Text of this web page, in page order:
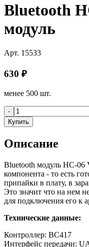
Bluetooth
модуль
Арт. 15533
630 ₽
менее 500 шт.
-
Купить
Описание
Bluetooth модуль HC-06
компонента - то есть
припайки в плату, в
Это значит что на нем
для подключения его к
Технические данные:
Контроллер: BC417
Интерфейс передачи: